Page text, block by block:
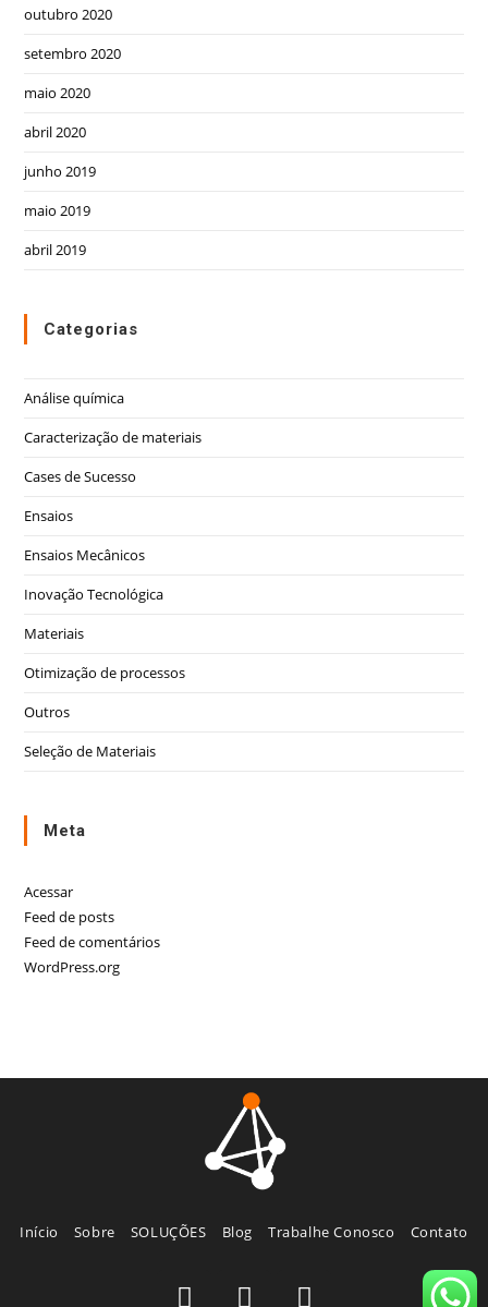
outubro 2020
setembro 2020
maio 2020
abril 2020
junho 2019
maio 2019
abril 2019
Categorias
Análise química
Caracterização de materiais
Cases de Sucesso
Ensaios
Ensaios Mecânicos
Inovação Tecnológica
Materiais
Otimização de processos
Outros
Seleção de Materiais
Meta
Acessar
Feed de posts
Feed de comentários
WordPress.org
Início Sobre SOLUÇÕES Blog Trabalhe Conosco Contato